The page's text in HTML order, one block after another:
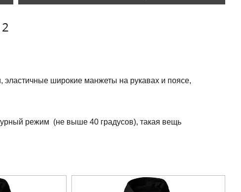
, эластичные широкие манжеты на рукавах и поясе,
режим (не выше 40 градусов), такая вещь